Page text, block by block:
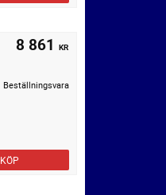
8 861 KR
Beställningsvara
KÖP